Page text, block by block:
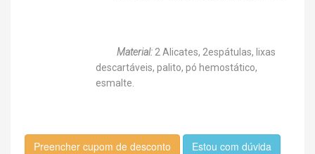
Material:2 Alicates, 2espátulas, lixas
descartáveis, palito, pó hemostático,
esmalte.
Preencher cupom de desconto Estou com dúvida